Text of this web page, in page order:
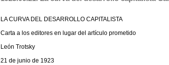
LA CURVA DEL DESARROLLO CAPITALISTA
Carta a los editores en lugar del artículo prometido
León Trotsky
21 de junio de 1923